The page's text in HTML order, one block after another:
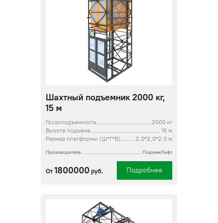
Шахтный подъемник 2000 кг,
15 м
Грузоподъемность
2000 кг
Высота подъема
15 м
Размер платформы (Ш*Г*В)
2,0*2,0*2,0 м
Производитель ПодъемЛифт
От 1800000 руб. Подробнее